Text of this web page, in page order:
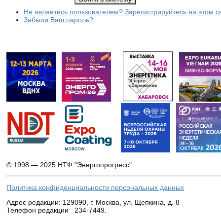
Не являетесь пользователем? Зарегистрируйтесь на этом
Забыли Ваш пароль?
© 1998 — 2025 НТФ "Энергопрогресс"
Политика конфиденциальности персональных данных
Адрес редакции: 129090, г. Москва, ул. Щепкина, д. 8
Телефон редакции 234-7449.